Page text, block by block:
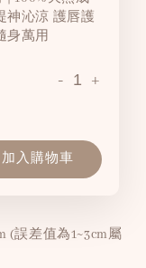
神沁涼 護唇護
身萬用
- +
加入購物車
(誤差值為1~3cm屬